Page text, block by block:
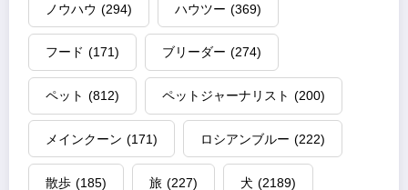
ノウハウ (294) ハウツー (369)
フード (171) ブリーダー (274)
ペット (812) ペットジャーナリスト (200)
メインクーン (171) ロシアンブルー (222)
散歩 (185) 旅 (227) 犬 (2189)